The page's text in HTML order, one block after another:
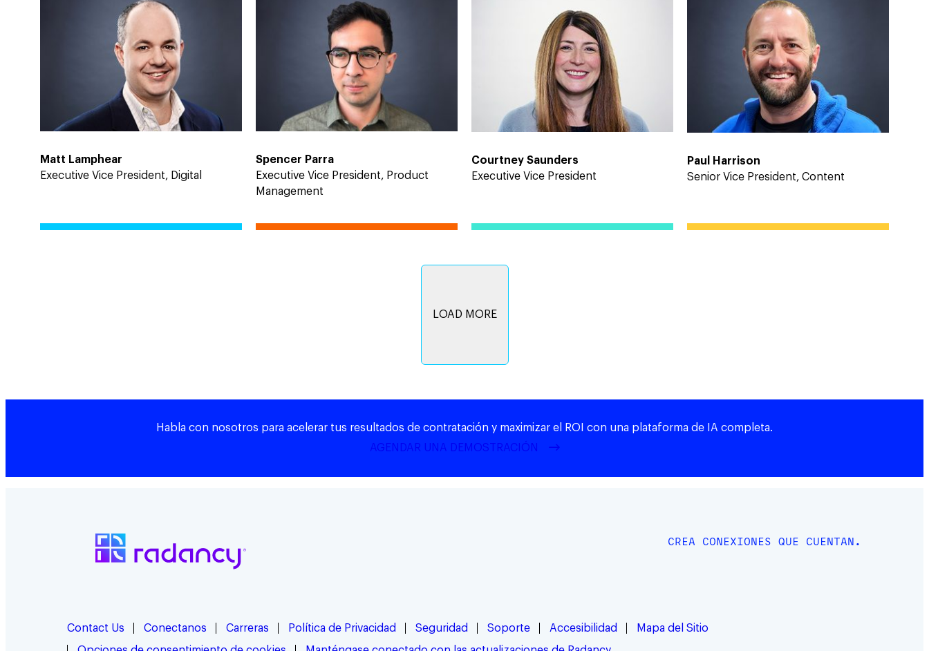
Matt Lamphear
Executive Vice President, Digital
Spencer Parra
Executive Vice President, Product
Management
Courtney Saunders
Executive Vice President
Paul Harrison
Senior Vice President, Content
LOAD MORE
Habla con nosotros para acelerar tus resultados de contratación y maximizar el ROI con una plataforma de IA completa.
AGENDAR UNA DEMOSTRACIÓN
CREA CONEXIONES QUE CUENTAN.
Contact Us Conectanos Carreras Política de Privacidad Seguridad Soporte Accesibilidad
Mapa del Sitio